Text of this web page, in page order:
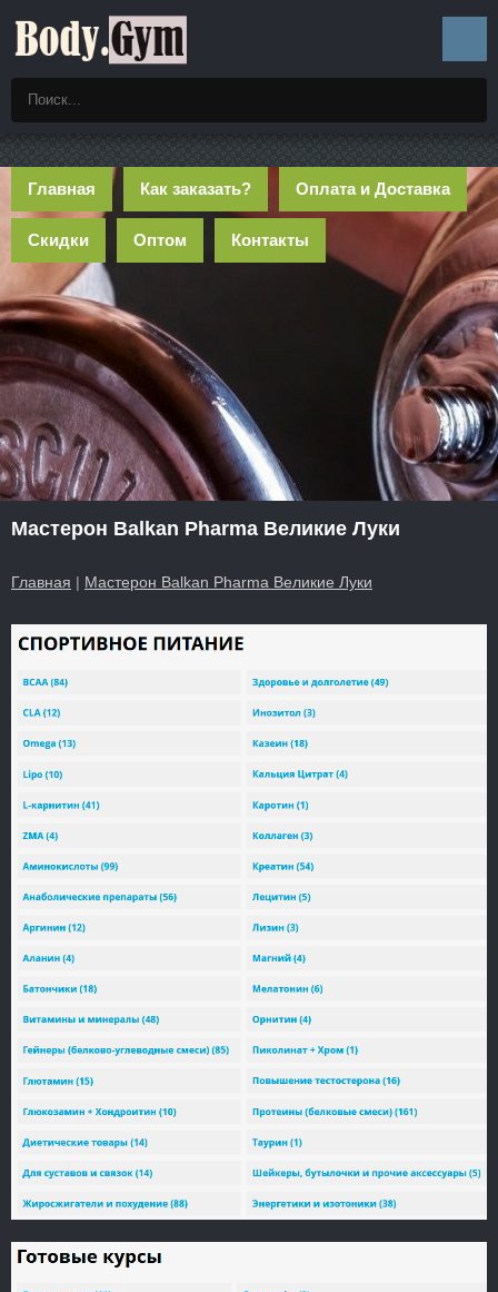
Главная Как заказать? Оплата и Доставка
Скидки Оптом Контакты
Мастерон Balkan Pharma Великие Луки
Главная | Мастерон Balkan Pharma Великие Луки